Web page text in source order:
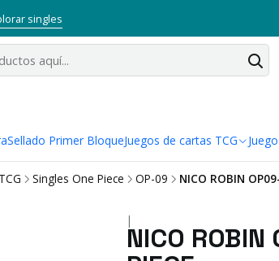
Sellado Primer BloqueJuegos de cartas TCG
singles
Singles One Piece OP-09 NICO ROBIN
|
NICO